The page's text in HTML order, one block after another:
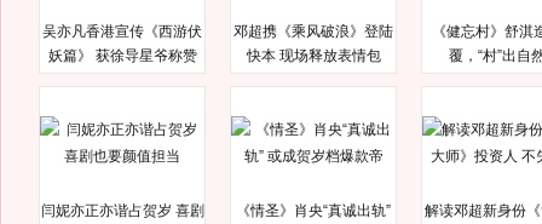
吴亦凡香港宣传《西游伏
妖篇》 获徐导星爷称赞
邓超携《乘风破浪》登陆
快本 现场释放表情包
《健忘村》舒淇
覆，“村”出自
闫妮亦正亦谐占贺岁 喜剧
《情圣》肖央“真诚出轨”
解读邓超新身份